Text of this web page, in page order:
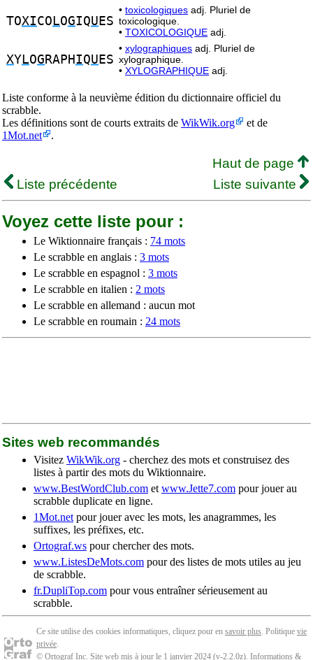
TOXICO LOGIQU ES
• toxicologiques adj. Pluriel de
toxicologique.
• TOXICOLOGIQUE adj.
XYLOG RAPH IQU ES
• xylographiques adj. Pluriel de
xylographique.
• XYLOGRAPHIQUE adj.
Liste conforme à la neuvième édition du dictionnaire officiel du
scrabble.
Les définitions sont de courts extraits de WikWik.org
et de
1Mot.net
.
Haut de page
Liste précédente
Liste suivante
Voyez cette liste pour :
Le Wiktionnaire français : 74 mots
Le scrabble en anglais : 3 mots
Le scrabble en espagnol : 3 mots
Le scrabble en italien : 2 mots
Le scrabble en allemand : aucun mot
Le scrabble en roumain : 24 mots
Sites web recommandés
Visitez WikWik.org - cherchez des mots et construisez des
listes à partir des mots du Wiktionnaire.
www.BestWordClub.com et www.Jette7.com pour jouer au
scrabble duplicate en ligne.
1Mot.net pour jouer avec les mots, les anagrammes, les
suffixes, les préfixes, etc.
Ortograf.ws pour chercher des mots.
www.ListesDeMots.com pour des listes de mots utiles au jeu
de scrabble.
fr.DupliTop.com pour vous entraîner sérieusement au
scrabble.
Ce site utilise des cookies informatiques, cliquez pour en savoir plus. Politique vie
privée.
© Ortograf Inc. Site web mis à jour le 1 janvier 2024 (v-2.2.0z). Informations &